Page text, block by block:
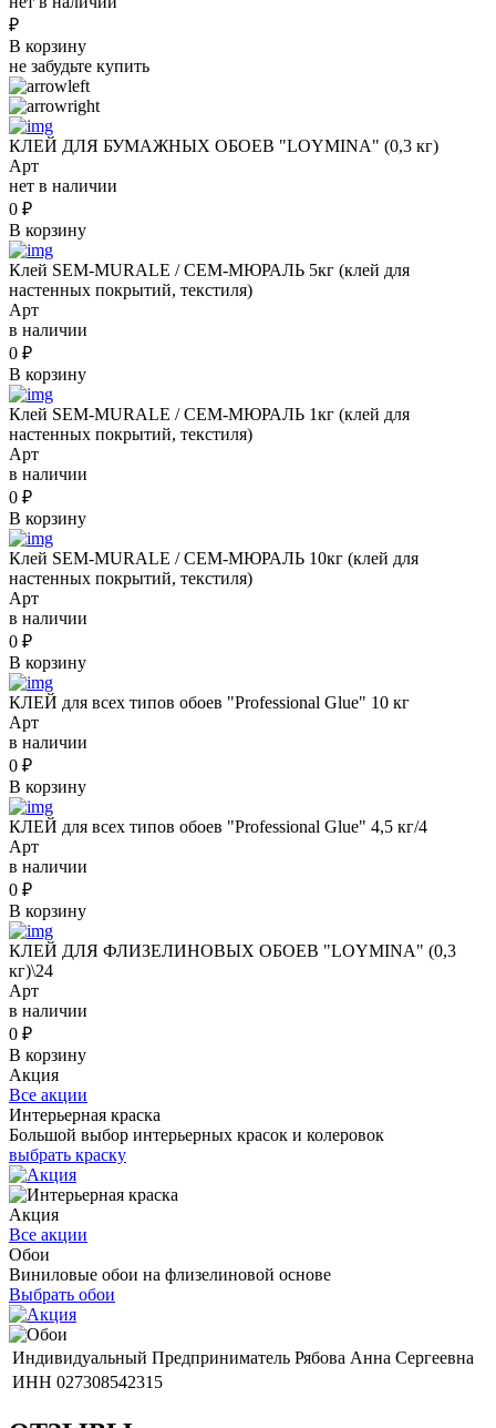
₽
В корзину
не забудьте купить
КЛЕЙ ДЛЯ БУМАЖНЫХ ОБОЕВ "LOYMINA" (0,3 кг)
Арт
нет в наличии
0 ₽
В корзину
Клей SEM-MURALE / СЕМ-МЮРАЛЬ 5кг (клей для
настенных покрытий, текстиля)
Арт
в наличии
0 ₽
В корзину
Клей SEM-MURALE / СЕМ-МЮРАЛЬ 1кг (клей для
настенных покрытий, текстиля)
Арт
в наличии
0 ₽
В корзину
Клей SEM-MURALE / СЕМ-МЮРАЛЬ 10кг (клей для
настенных покрытий, текстиля)
Арт
в наличии
0 ₽
В корзину
КЛЕЙ для всех типов обоев "Professional Glue" 10 кг
Арт
в наличии
0 ₽
В корзину
КЛЕЙ для всех типов обоев "Professional Glue" 4,5 кг/4
Арт
в наличии
0 ₽
В корзину
КЛЕЙ ДЛЯ ФЛИЗЕЛИНОВЫХ ОБОЕВ "LOYMINA" (0,3
кг)\24
Арт
в наличии
0 ₽
В корзину
Акция
Все акции
Интерьерная краска
Большой выбор интерьерных красок и колеровок
выбрать краску
Акция
Все акции
Обои
Виниловые обои на флизелиновой основе
Выбрать обои
Индивидуальный Предприниматель Рябова Анна Сергеевна
ИНН 027308542315